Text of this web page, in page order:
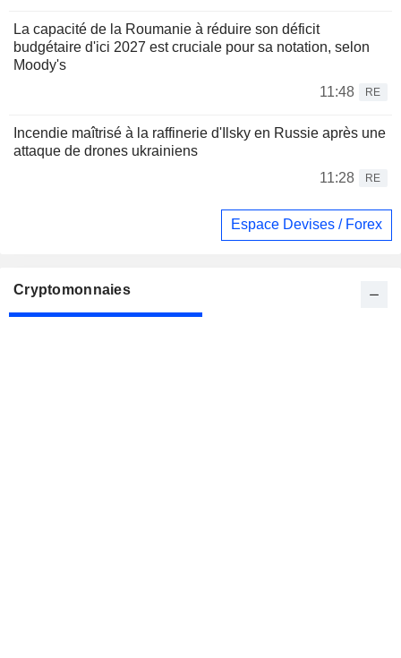
La capacité de la Roumanie à réduire son déficit
budgétaire d'ici 2027 est cruciale pour sa notation, selon
Moody's
11:48
RE
Incendie maîtrisé à la raffinerie d'Ilsky en Russie après une
attaque de drones ukrainiens
11:28
RE
Espace Devises / Forex
Cryptomonnaies